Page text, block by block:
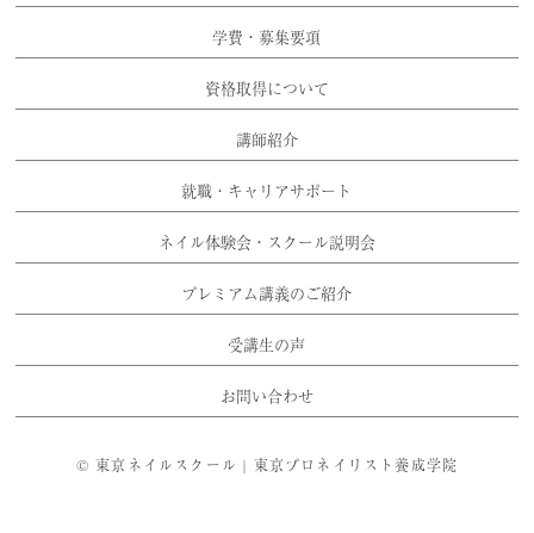
学費・募集要項
資格取得について
講師紹介
就職・キャリアサポート
ネイル体験会・スクール説明会
プレミアム講義のご紹介
受講生の声
お問い合わせ
©東京ネイルスクール | 東京プロネイリスト養成学院